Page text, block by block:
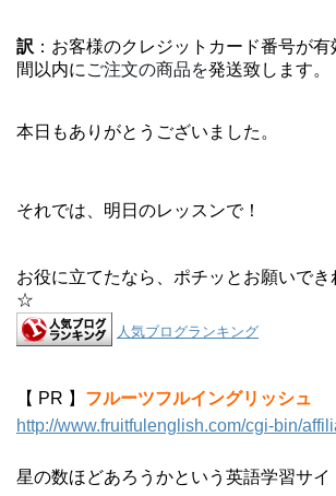
訳 ：お客様のクレジットカード番号が
間以内に ご注文の商品を発送致します。
本日もありがとうございました。
それでは、明日のレッスンで！
お役に立てたなら、ポチッとお願いで
☆
人気ブログランキング
【 PR 】 フルーツフルイングリッシュ
http://www.fruitfulenglish.com/cgi-bin/
星の数ほどあろうかという英語学習サイ